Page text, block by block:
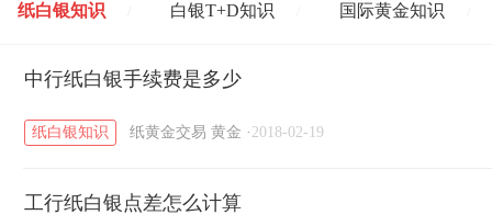
纸白银知识 白银T+D知识 国际黄金知识
黄金T+D知识 / 粤贵银知识
中行纸白银手续费是多少
纸白银知识 纸黄金交易 黄金 · 2018-02-19
工行纸白银点差怎么计算